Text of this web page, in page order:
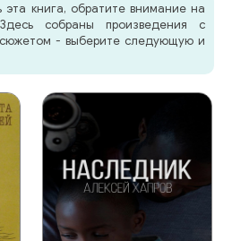
Belkesgate_9_marta_2000_goda
Belkesgate_10_marta_2000_goda
Belkesgate_13_marta_2000_goda
Belkesgate_14_marta_2000_goda
Belkesgate_15_marta_2000_goda
Belkesgate_16_marta_2000_goda
эта книга, обратите внимание на
собраны произведения с
- выберите следующую и